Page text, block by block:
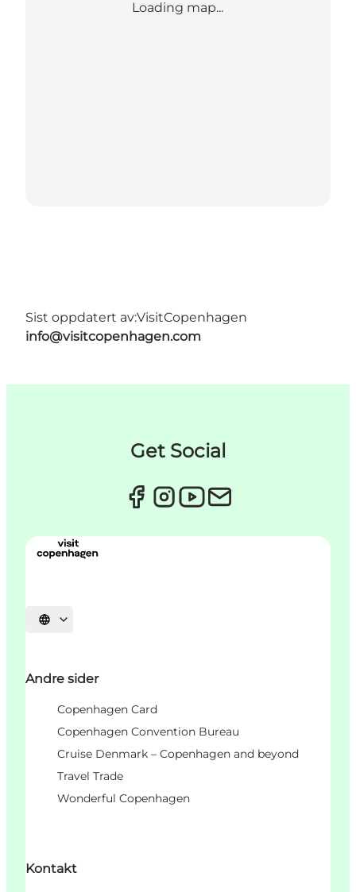
Loading map...
Sist oppdatert av:VisitCopenhagen
info@visitcopenhagen.com
Get Social
Velg språk
Andre sider
Copenhagen Card
Copenhagen Convention Bureau
Cruise Denmark – Copenhagen and beyond
Travel Trade
Wonderful Copenhagen
Kontakt